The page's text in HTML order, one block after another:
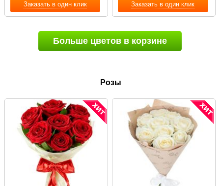
Заказать в один клик Заказать в один клик
Больше цветов в корзине
Розы